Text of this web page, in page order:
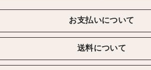
お支払いについて
送料について